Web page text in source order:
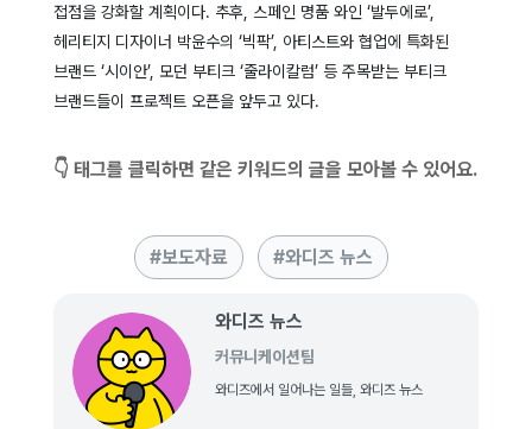
접점을 강화할 계획이다. 추후, 스페인 명품 와인 ‘발두에로’,
헤리티지 디자이너 박윤수의 ‘빅팍’, 아티스트와 협업에 특화된
브랜드 ‘시이안’, 모던 부티크 ‘줄라이칼럼’ 등 주목받는 부티크
브랜드들이 프로젝트 오픈을 앞두고 있다.
👇 태그를 클릭하면 같은 키워드의 글을 모아볼 수 있어요.
보도자료 와디즈 뉴스
와디즈 뉴스
커뮤니케이션팀
와디즈에서 일어나는 일들, 와디즈 뉴스